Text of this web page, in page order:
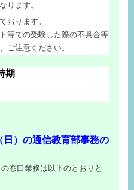
ります。
おります。
等での受験した際の不具合等
ご注意ください。
期
日）の通信教育部事務の
窓口業務は以下のとおりと